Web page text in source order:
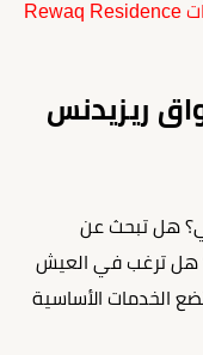
تواصل معنا للتعرف على مواصفات وحدات Rewaq Residence
ريزيدنس
هل تبحث عن
هل ترغب في العيش
الخدمات الأساسية